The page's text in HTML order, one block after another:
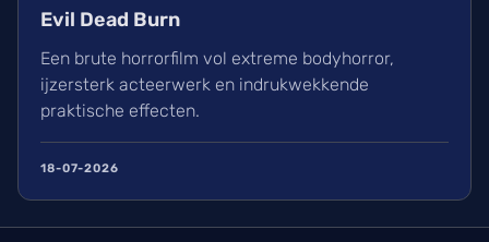
Evil Dead Burn
Een brute horrorfilm vol extreme bodyhorror,
ijzersterk acteerwerk en indrukwekkende
praktische effecten.
18-07-2026